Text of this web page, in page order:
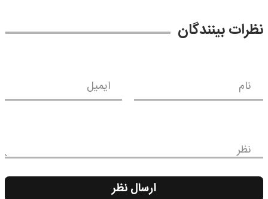
نظرات بینندگان
نام ایمیل
نظر
ارسال نظر